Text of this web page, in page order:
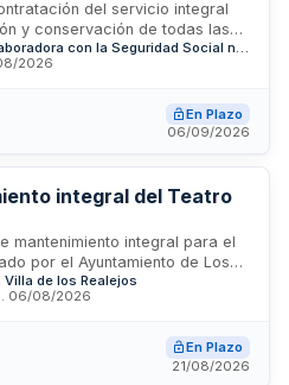
de Mutuas
del servicio integral
y conservación de todas las
ventilación y tratamiento de
delegaciones de Unión de
de revisión preventiva,
de los sistemas de aire
eficiencia
en las instalaciones.
Unión de Mutuas, Mutua Colaboradora con la Seguridad Social nº 267
2026
En Plazo
06/09/2026
integral del Teatro
mantenimiento integral para el
por el Ayuntamiento de Los
prestaciones propias de
a la Ley de Contratos del
facultades de inspección,
resolución de incidencias. La
de los Realejos
06/08/2026
En Plazo
21/08/2026